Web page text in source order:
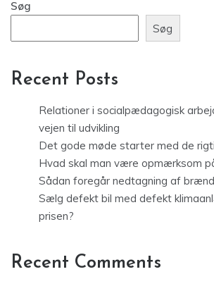
Søg
Søg
Recent Posts
Relationer i socialpædagogisk
vejen til udvikling
Det gode møde starter med de
Hvad skal man være opmærksom
Sådan foregår nedtagning af
Sælg defekt bil med defekt
prisen?
Recent Comments